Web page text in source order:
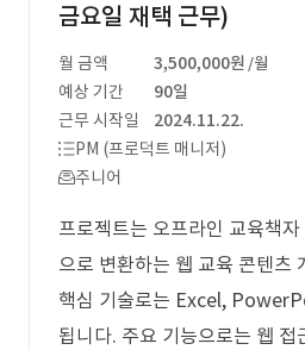
금요일 재택 근무)
월 금액 3,500,000원 /월
예상 기간
90일
근무 시작일
2024.11.22.
PM (프로덕트 매니저)
주니어
프로젝트는 오프라인 교육책
으로 변환하는 웹 교육 콘텐츠
핵심 기술로는 Excel,
됩니다. 주요 기능으로는 웹